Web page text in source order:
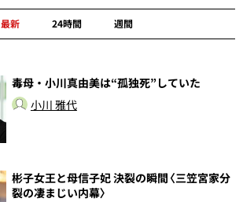
最新 24時間 週間
毒母・小川真由美は“孤独死”していた
小川 雅代
彬子女王と母信子妃 決裂の瞬間〈三笠宮家分
裂の凄まじい内幕〉